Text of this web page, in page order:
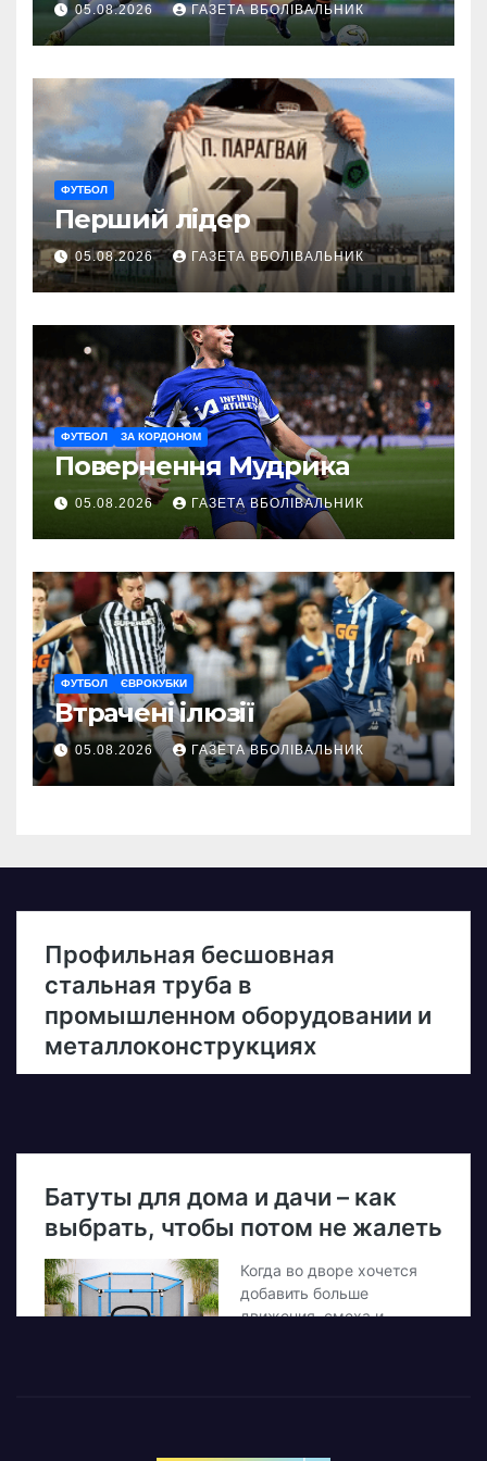
05.08.2026 ГАЗЕТА ВБОЛІВАЛЬНИК
ФУТБОЛ
Перший лідер
05.08.2026 ГАЗЕТА ВБОЛІВАЛЬНИК
ФУТБОЛ ЗА КОРДОНОМ
Повернення Мудрика
05.08.2026 ГАЗЕТА ВБОЛІВАЛЬНИК
ФУТБОЛ ЄВРОКУБКИ
Втрачені ілюзії
05.08.2026 ГАЗЕТА ВБОЛІВАЛЬНИК